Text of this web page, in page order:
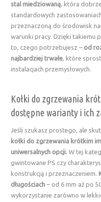
stal miedziowaną, która
standardowych
przeznaczoną do środowisk
warunki pracy. Dzięki takiemu
to, czego potrzebujesz – od
najbardziej trwałe, które
instalacjach przemysłowych.
Kołki do zgrzewania
dostępne warianty i ich
Jeśli szukasz prostego, ale
kołki do zgrzewania krótkim
uniwersalnych opcji. W tej
gwintowane PS czy
konstrukcją i przeznaczeniem.
długościach– od 6 mm aż po
wykorzystanie zarówno w